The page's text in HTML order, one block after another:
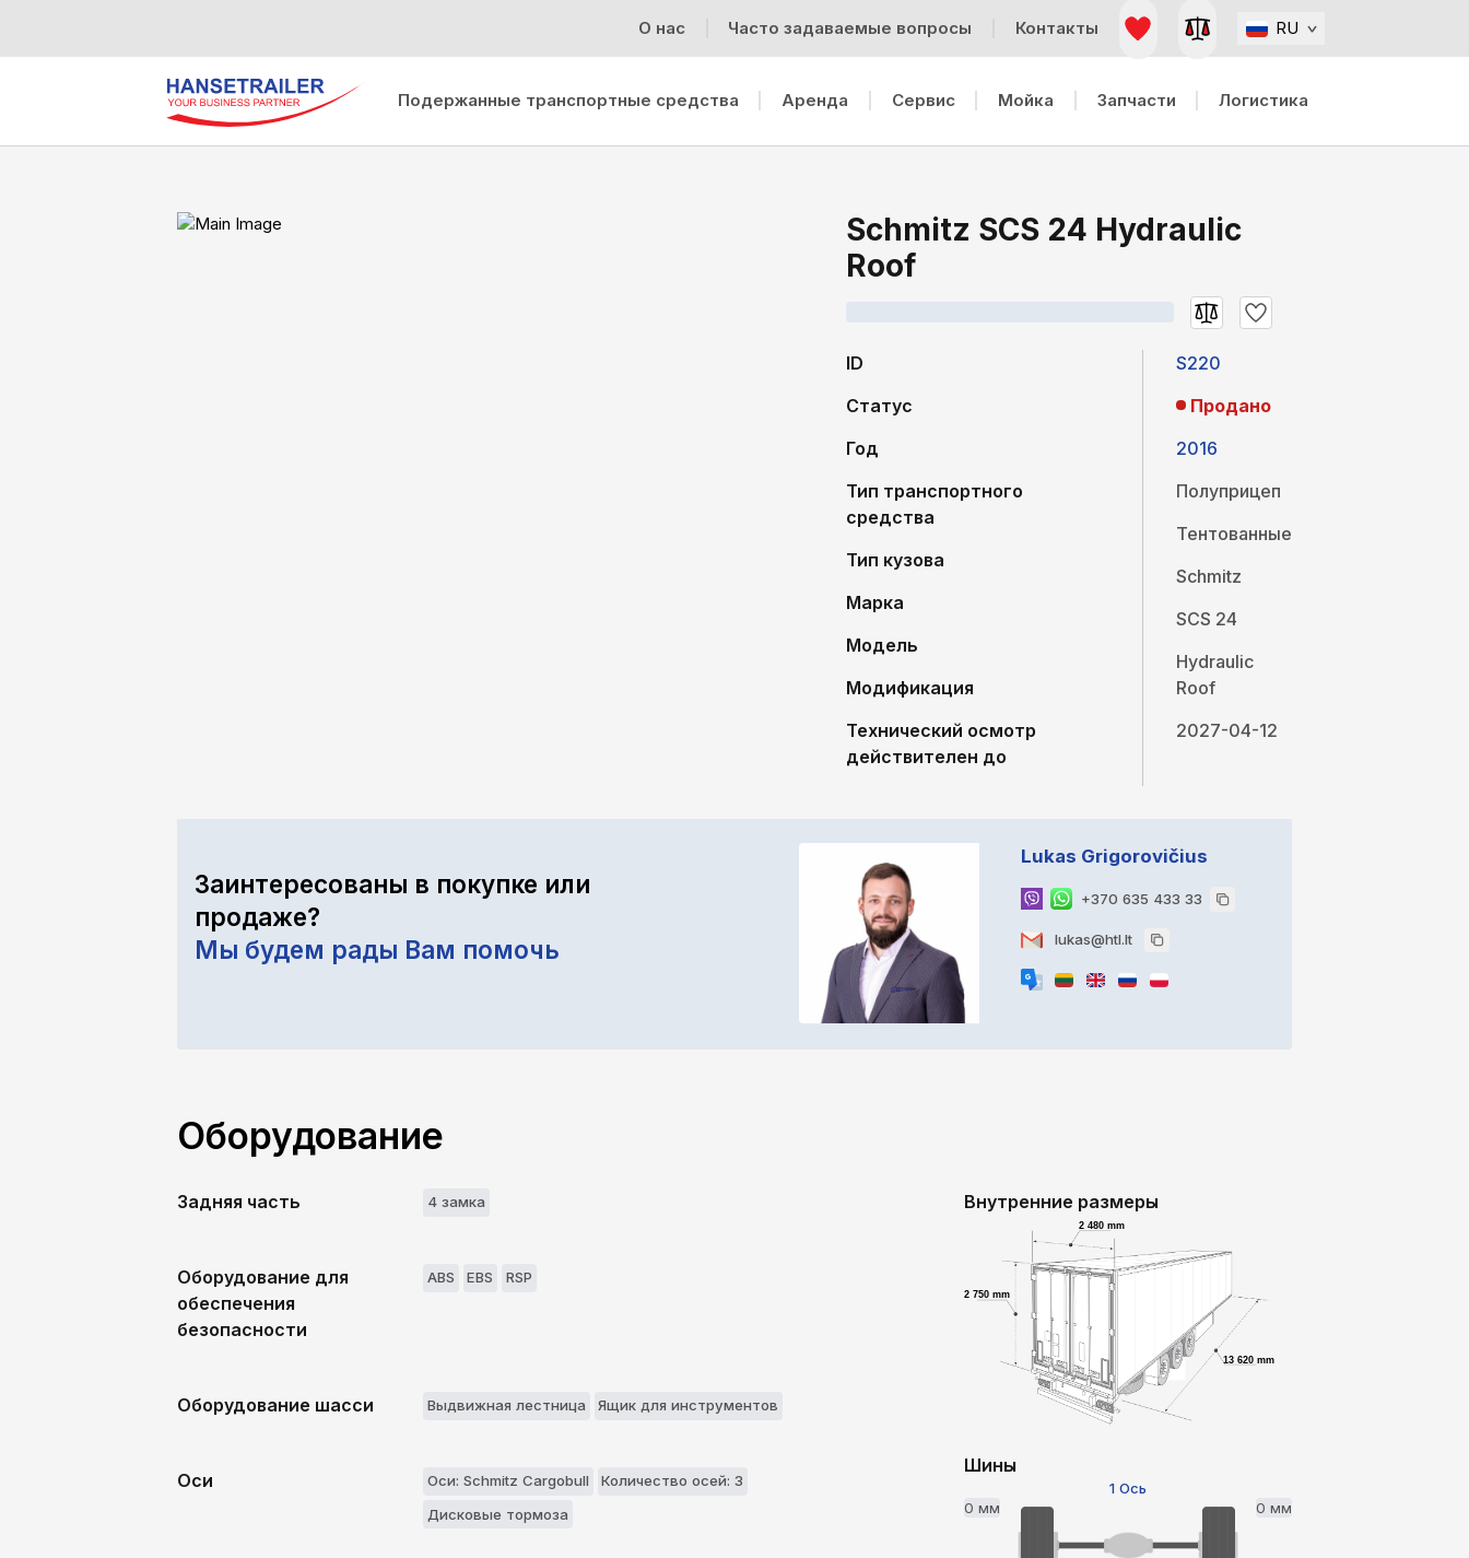
О нас Часто задаваемые вопросы Контакты RU
Подержанные транспортные средства Аренда Cервис Мойка Запчасти Логистика
Schmitz SCS 24 Hydraulic
Roof
ID
Статус
Год
Тип транспортного
средства
Тип кузова
Марка
Модель
Модификация
Технический осмотр
действителен до
S220
Продано
2016
Полуприцеп
Тентованные
Schmitz
SCS 24
Hydraulic
Roof
2027-04-12
Заинтересованы в покупке или
продаже?
Мы будем рады Вам помочь
Lukas Grigorovičius
+370 635 433 33
lukas@htl.lt
Оборудование
Задняя часть 4 замкa
Оборудование для
обеспечения
безопасности
ABS EBS RSP
Оборудование шасси Выдвижнaя лестницa Ящик для инструментов
Оси Оси: Schmitz Cargobull
Количество осей: 3
Дисковые тормоза
Внутренние размеры
2 480 mm
2 750 mm
13 620 mm
Шины
1 Ось
0 мм
0 мм